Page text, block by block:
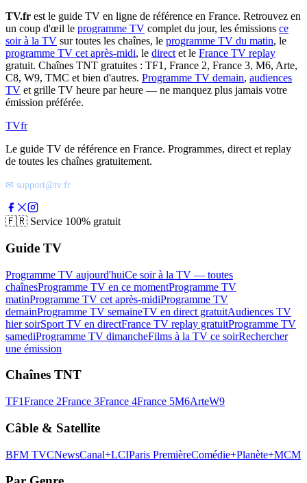
TV.fr est le guide TV en ligne de référence en France. Retrouvez en
un coup d'œil le programme TV complet du jour, les émissions ce
soir à la TV sur toutes les chaînes, le programme TV du matin, le
programme TV cet après-midi, le direct et le France TV replay
gratuit. Chaînes TNT gratuites : TF1, France 2, France 3, M6, Arte,
C8, W9, TMC et bien d'autres. Programme TV demain, audiences
TV et grille TV heure par heure — ne manquez plus jamais votre
émission préférée.
TVfr
Le guide TV de référence en France. Programmes, direct et replay
de toutes les chaînes gratuitement.
✉ support@tv.fr
🇫🇷 Service 100% gratuit
Guide TV
Programme TV aujourd'huiCe soir à la TV — toutes
chaînesProgramme TV en ce momentProgramme TV
matinProgramme TV cet après-midiProgramme TV
demainProgramme TV semaineTV en direct gratuitAudiences TV
hier soirSport TV en directFrance TV replay gratuitProgramme TV
samediProgramme TV dimancheFilms à la TV ce soirRechercher
une émission
Chaînes TNT
TF1France 2France 3France 4France 5M6ArteW9
Câble & Satellite
BFM TVCNewsCanal+LCIParis PremièreComédie+Planète+MCM